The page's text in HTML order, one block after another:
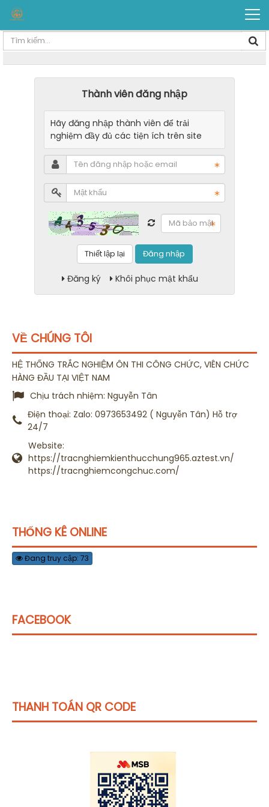
Thành viên đăng nhập
Hãy đăng nhập thành viên để trải
nghiệm đầy đủ các tiện ích trên site
Đăng nhập
Đăng ký Khôi phục mật khẩu
VỀ CHÚNG TÔI
HỆ THỐNG TRẮC NGHIỆM ÔN THI CÔNG CHỨC, VIÊN CHỨC
HÀNG ĐẦU TẠI VIỆT NAM
Chịu trách nhiệm: Nguyễn Tân
Điện thoại: Zalo: 0973653492 ( Nguyễn Tân) Hỗ trợ
24/7
Website:
https://tracnghiemkienthucchung965.aztest.vn/
https://tracnghiemcongchuc.com/
THỐNG KÊ ONLINE
Đang truy cập: 73
FACEBOOK
THANH TOÁN QR CODE